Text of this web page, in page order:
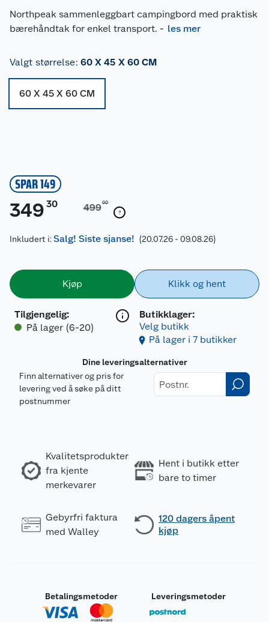
Northpeak sammenleggbart campingbord med praktisk
bærehåndtak for enkel transport. - les mer
Valgt størrelse: 60 X 45 X 60 CM
60 X 45 X 60 CM
SPAR 149
349 30 49900
Inkludert i:Salg! Siste sjanse! (20.07.26 - 09.08.26)
Kjøp
Tilgjengelig:
På lager (6-20)
Klikk og hent
Butikklager:
Velg butikk
På lager i 7 butikker
Dine leveringsalternativer
Finn alternativer og pris for
levering ved å søke på ditt
postnummer
Kvalitetsprodukter
fra kjente
merkevarer
Hent i butikk etter
bare to timer
Gebyrfri faktura
med Walley
120 dagers åpent
kjøp
Betalingsmetoder Leveringsmetoder